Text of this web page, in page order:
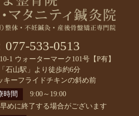
077-533-0513
1 ウォーターマーク101号【P有】
石山駅」より徒歩約6分
キーフライドチキンの斜め前
時間
9:00～19:00
めに終了する場合がございます